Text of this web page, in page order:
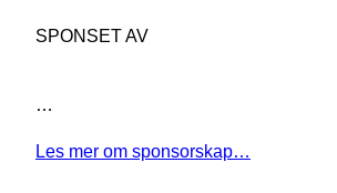
SPONSET AV
…
Les mer om sponsorskap…